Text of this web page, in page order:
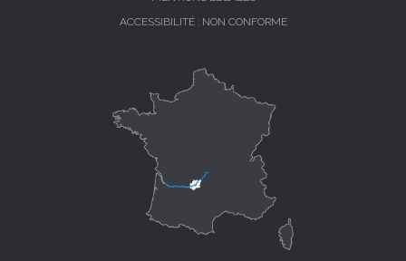
ACCESSIBILITÉ : NON CONFORME